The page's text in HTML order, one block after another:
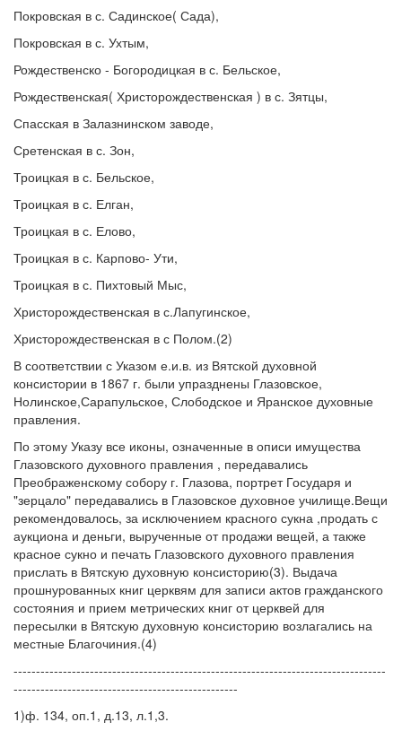
Покровская в с. Садинское( Сада),
Покровская в с. Ухтым,
Рождественско - Богородицкая в с. Бельское,
Рождественская( Христорождественская ) в с. Зятцы,
Спасская в Залазнинском заводе,
Сретенская в с. Зон,
Троицкая в с. Бельское,
Троицкая в с. Елган,
Троицкая в с. Елово,
Троицкая в с. Карпово- Ути,
Троицкая в с. Пихтовый Мыс,
Христорождественская в с.Лапугинское,
Христорождественская в с Полом.(2)
В соответствии с Указом е.и.в. из Вятской духовной
консистории в 1867 г. были упразднены Глазовское,
Нолинское,Сарапульское, Слободское и Яранское духовные
правления.
По этому Указу все иконы, означенные в описи имущества
Глазовского духовного правления , передавались
Преображенскому собору г. Глазова, портрет Государя и
"зерцало" передавались в Глазовское духовное училище.Вещи
рекомендовалось, за исключением красного сукна ,продать с
аукциона и деньги, вырученные от продажи вещей, а также
красное сукно и печать Глазовского духовного правления
прислать в Вятскую духовную консисторию(3). Выдача
прошнурованных книг церквям для записи актов гражданского
состояния и прием метрических книг от церквей для
пересылки в Вятскую духовную консисторию возлагались на
местные Благочиния.(4)
-----------------------------------------------------------------------------------
--------------------------------------------------
1)ф. 134, оп.1, д.13, л.1,3.